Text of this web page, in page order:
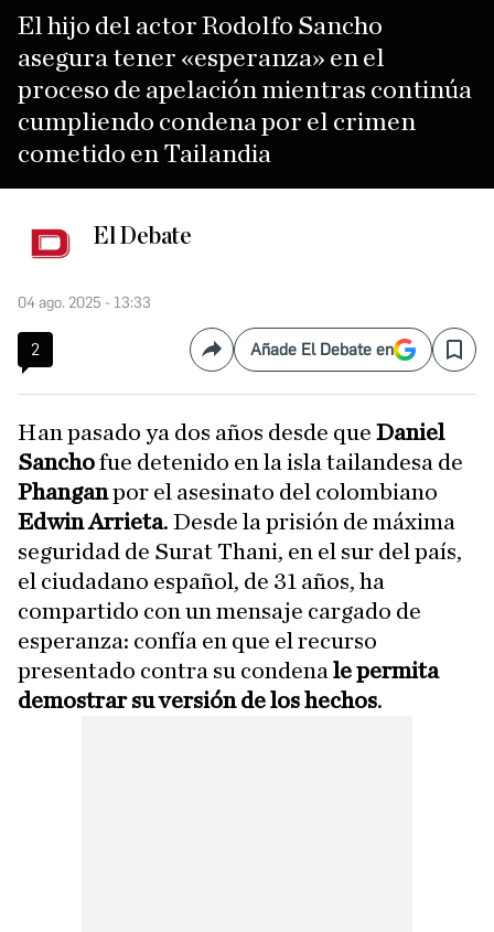
El hijo del actor Rodolfo Sancho
asegura tener «esperanza» en el
proceso de apelación mientras continúa
cumpliendo condena por el crimen
cometido en Tailandia
El Debate
04 ago. 2025 - 13:33
2 CompartirAñade El Debate en Save
Han pasado ya dos años desde queDaniel
Sanchofue detenido en la isla tailandesa de
Phanganpor el asesinato del colombiano
Edwin Arrieta. Desde la prisión de máxima
seguridad de Surat Thani, en el sur del país,
el ciudadano español, de 31 años, ha
compartido con un mensaje cargado de
esperanza: confía en que el recurso
presentado contra su condena le permita
demostrar su versión de los hechos.